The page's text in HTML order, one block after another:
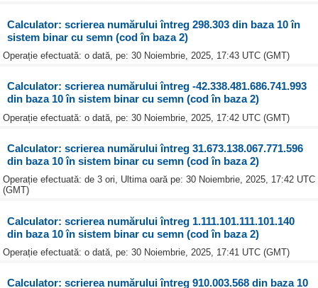
Calculator: scrierea numărului întreg 298.303 din baza 10 în
sistem binar cu semn (cod în baza 2)
Operație efectuată: o dată, pe: 30 Noiembrie, 2025, 17:43 UTC (GMT)
Calculator: scrierea numărului întreg -42.338.481.686.741.993
din baza 10 în sistem binar cu semn (cod în baza 2)
Operație efectuată: o dată, pe: 30 Noiembrie, 2025, 17:42 UTC (GMT)
Calculator: scrierea numărului întreg 31.673.138.067.771.596
din baza 10 în sistem binar cu semn (cod în baza 2)
Operație efectuată: de 3 ori, Ultima oară pe: 30 Noiembrie, 2025, 17:42 UTC
(GMT)
Calculator: scrierea numărului întreg 1.111.101.111.101.140
din baza 10 în sistem binar cu semn (cod în baza 2)
Operație efectuată: o dată, pe: 30 Noiembrie, 2025, 17:41 UTC (GMT)
Calculator: scrierea numărului întreg 910.003.568 din baza 10